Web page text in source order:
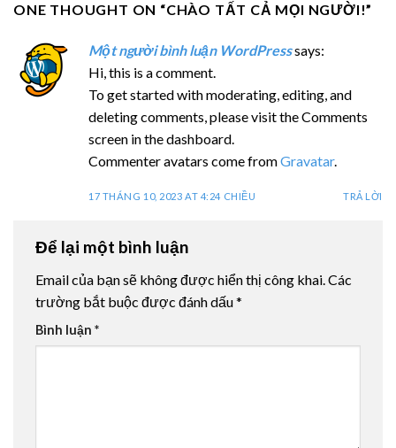
ONE THOUGHT ON “CHÀO TẤT CẢ MỌI NGƯỜI!”
Một người bình luận WordPresssays:
Hi, this is a comment.
To get started with moderating, editing, and
deleting comments, please visit the Comments
screen in the dashboard.
Commenter avatars come fromGravatar.
17 THÁNG 10, 2023 AT 4:24 CHIỀU TRẢ LỜI
Để lại một bình luận
Email của bạn sẽ không được hiển thị công khai.Các
trường bắt buộc được đánh dấu*
Bình luận *